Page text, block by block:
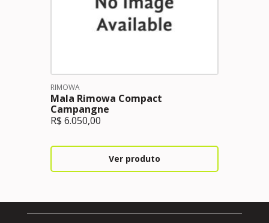
RIMOWA
Mala Rimowa Compact
Campangne
R$ 6.050,00
Ver produto